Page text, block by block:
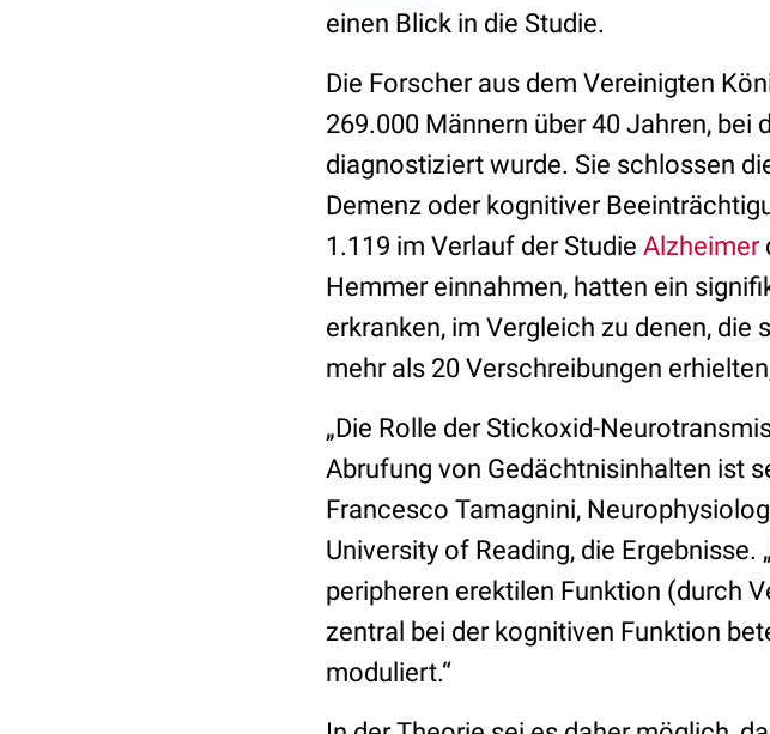
einen Blick in die Studie.
Die Forscher aus dem Vereinigten
269.000 Männern über 40 Jahren, bei
diagnostiziert wurde. Sie schlossen
Demenz oder kognitiver
1.119 im Verlauf der Studie Alzheimer
Hemmer einnahmen, hatten ein
erkranken, im Vergleich zu denen,
mehr als 20 Verschreibungen
„Die Rolle der Stickoxid-
Abrufung von Gedächtnisinhalten ist
Francesco Tamagnini,
University of Reading, die Ergebnisse. „
peripheren erektilen Funktion (durch
zentral bei der kognitiven Funktion
moduliert.“